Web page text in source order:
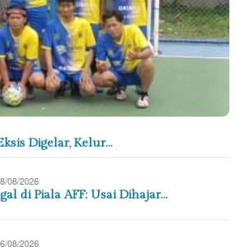
Digelar, Kelur…
08/2026
di Piala AFF: Usai Dihajar…
08/2026